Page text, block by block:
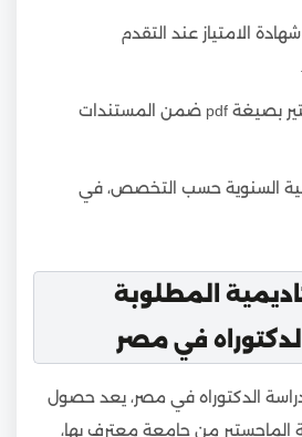
الامتياز عند التقدم
إرفاق رسالة الماجستير بصيغة pdf ضمن المستندات
السنوية حسب التخصص، في
المطلوبة
في مصر
الدكتوراه في مصر، يعد حصول
الماجستير من جامعة معترف بها،